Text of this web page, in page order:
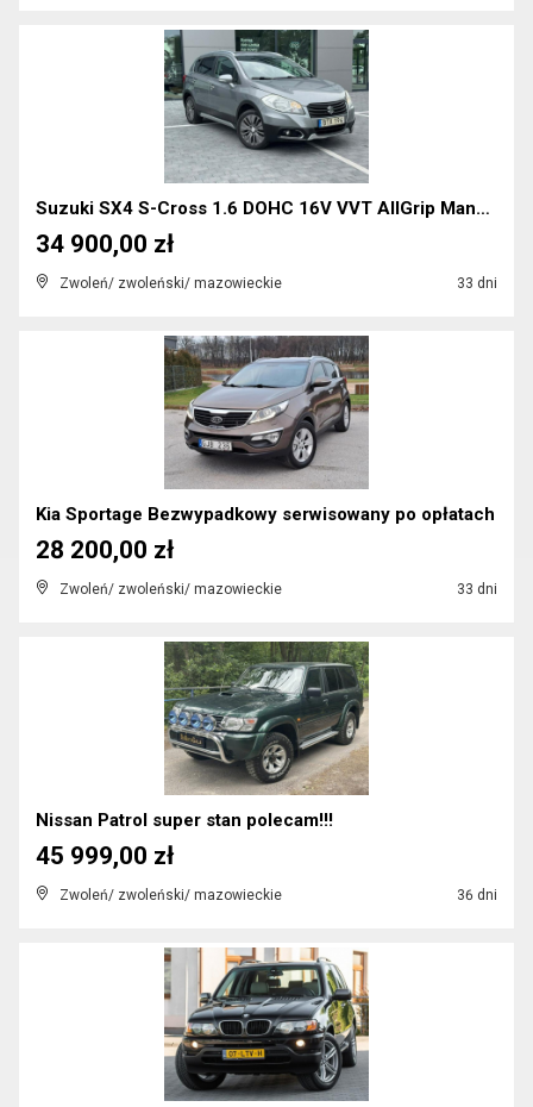
Suzuki SX4 S-Cross 1.6 DOHC 16V VVT AllGrip Manual...
Zwoleń/ zwoleński/ mazowieckie 33 dni
34 900,00 zł
Kia Sportage Bezwypadkowy serwisowany po opłatach
Zwoleń/ zwoleński/ mazowieckie 33 dni
28 200,00 zł
Nissan Patrol super stan polecam!!!
Zwoleń/ zwoleński/ mazowieckie 36 dni
45 999,00 zł